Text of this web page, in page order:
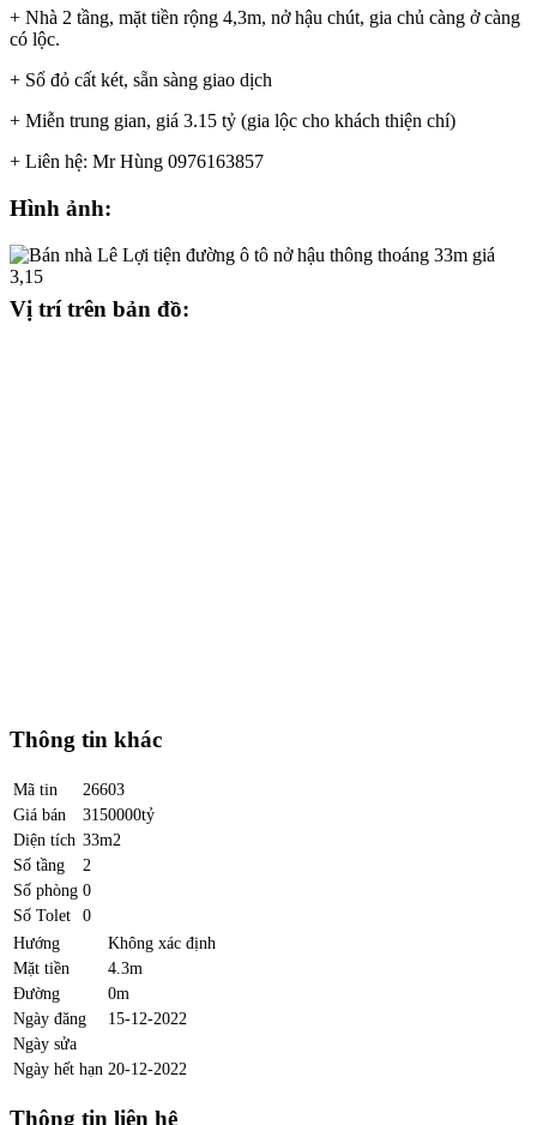
+ Nhà 2 tầng, mặt tiền rộng 4,3m, nở hậu chút, gia chủ càng ở càng
có lộc.
+ Sổ đỏ cất két, sẵn sàng giao dịch
+ Miễn trung gian, giá 3.15 tỷ (gia lộc cho khách thiện chí)
+ Liên hệ: Mr Hùng 0976163857
Hình ảnh:
Vị trí trên bản đồ:
Thông tin khác
Mã tin
26603
Giá bán
3150000tỷ
Diện tích 33m2
Số tầng
2
Số phòng 0
Số Tolet
0
Hướng
Không xác định
Mặt tiền
4.3m
Đường
0m
Ngày đăng
15-12-2022
Ngày sửa
Ngày hết hạn 20-12-2022
Thông tin liên hệ